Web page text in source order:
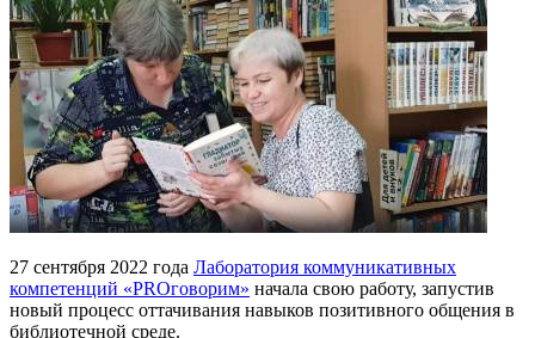
27 сентября 2022 года Лаборатория коммуникативных
компетенций «PROговорим» начала свою работу, запустив
новый процесс оттачивания навыков позитивного общения в
библиотечной среде.